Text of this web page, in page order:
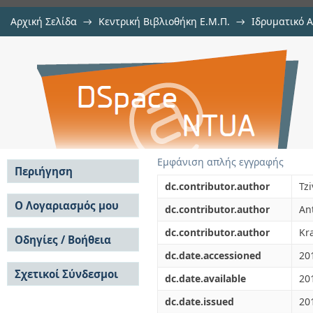
Αρχική Σελίδα → Κεντρική Βιβλιοθήκη Ε.Μ.Π. → Ιδρυματικό
Transient three-dimensional
using PCM-embedded piping
Εμφάνιση απλής εγγραφής
dc.contributor.author
dc.contributor.author
dc.contributor.author
dc.date.accessioned
dc.date.available
dc.date.issued
Περιήγηση
Σε όλο το DSpace
Κοινότητες & Συλλογές
Ανά Ημερομηνία
Έκδοσης
Συγγραφείς
Τίτλοι
Θέματα
Ο Λογαριασμός μου
Σύνδεση
Εγγραφή
Οδηγίες / Βοήθεια
Οδηγίες Υποβολής
Οδηγίες Χρήσης ΙΑ
Συχνές Ερωτήσεις
Σχετικοί Σύνδεσμοι